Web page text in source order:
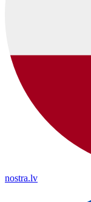
nostra.lv